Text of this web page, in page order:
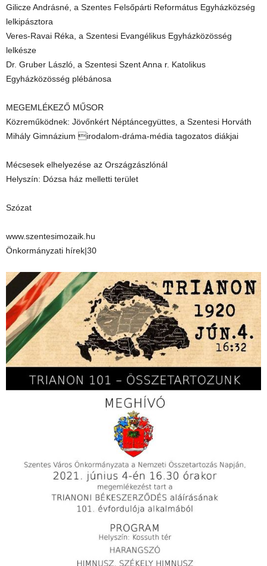
Gilicze Andrásné, a Szentes Felsőpárti Református Egyházközség
lelkipásztora
Veres-Ravai Réka, a Szentesi Evangélikus Egyházközösség
lelkésze
Dr. Gruber László, a Szentesi Szent Anna r. Katolikus
Egyházközösség plébánosa
MEGEMLÉKEZŐ MŰSOR
Közreműködnek: Jövőnkért Néptáncegyüttes, a Szentesi Horváth
Mihály Gimnázium irodalom-dráma-média tagozatos diákjai
Mécsesek elhelyezése az Országzászlónál
Helyszín: Dózsa ház melletti terület
Szózat
www.szentesimozaik.hu
Önkormányzati hírek|30